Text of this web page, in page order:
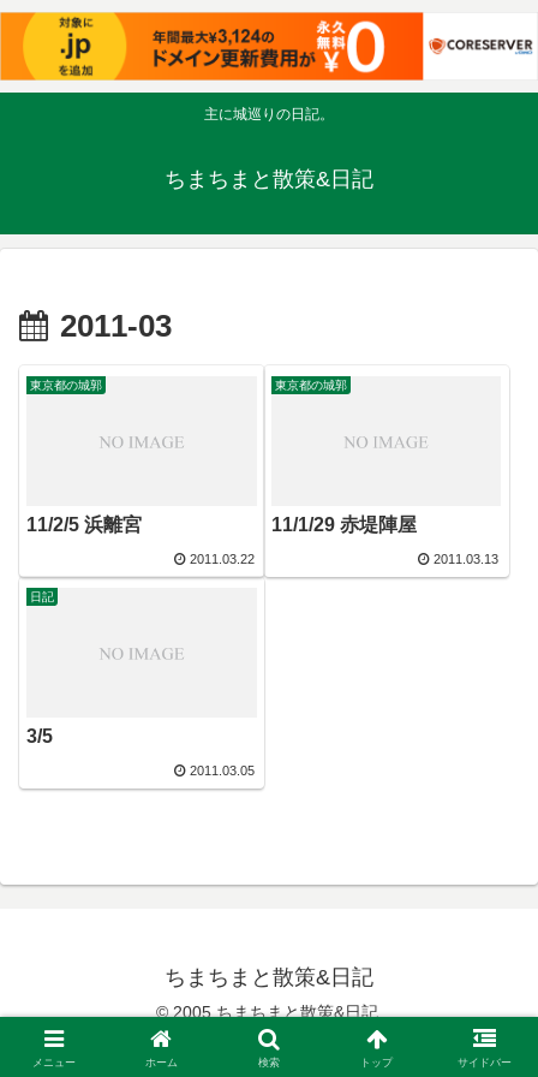
主に城巡りの日記。
ちまちまと散策&日記
2011-03
東京都の城郭
11/2/5 浜離宮
2011.03.22
東京都の城郭
11/1/29 赤堤陣屋
2011.03.13
日記
3/5
2011.03.05
ちまちまと散策&日記
© 2005 ちまちまと散策&日記.
メニュー ホーム 検索 トップ サイドバー